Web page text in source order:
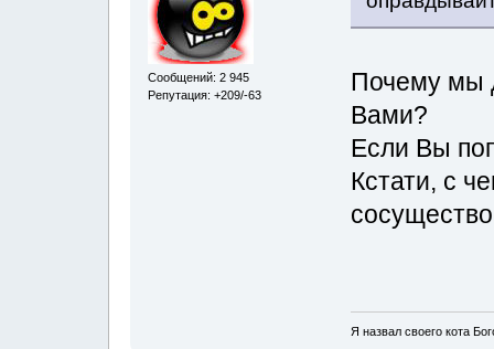
Сообщений: 2 945
Репутация: +209/-63
Почему мы
Вами?
Если Вы
Кстати, с
Я назвал своего кота